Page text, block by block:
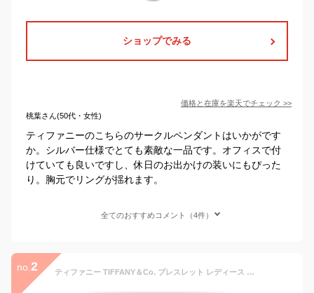
ショップでみる
価格と在庫を楽天でチェック >>
桃葉さん(50代・女性)
ティファニーのこちらのサークルペンダントはいかがです
か。シルバー仕様でとても素敵な一品です。オフィスで付
けていても良いですし、休日のお出かけの装いにもぴった
り。胸元でリングが揺れます。
全てのおすすめコメント（4件）
no. 2 ティファニー TIFFANY＆Co. ブレスレット レディース アクセサリー 正規品 リターントゥティファニー タグ ミディアム シルバー 21149799 ブランド 新品 2025年 ギフト 誕生日プレゼント 通販 ギフト プレゼント